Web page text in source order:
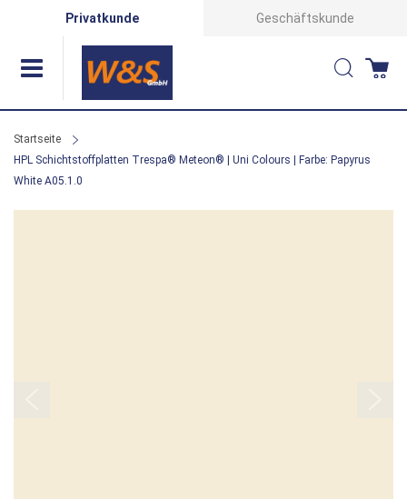
Privatkunde Geschäftskunde
Suche
Startseite
HPL Schichtstoffplatten Trespa® Meteon® | Uni Colours | Farbe: Papyrus
White A05.1.0